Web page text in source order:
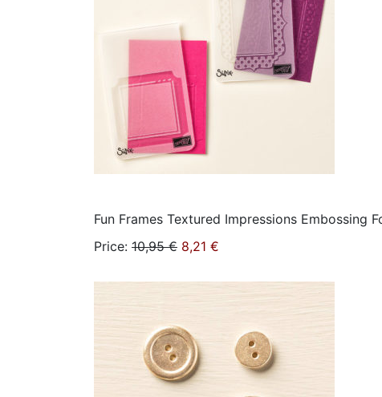
Fun Frames Textured Impressions Embossing
Price: 10,95 € 8,21 €